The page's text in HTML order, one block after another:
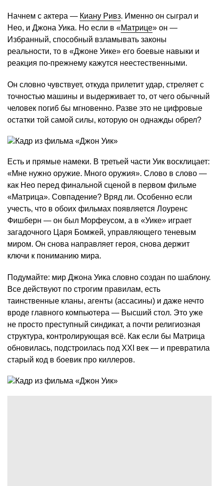
Начнем с актера — Киану Ривз. Именно он сыграл и
Нео, и Джона Уика. Но если в «Матрице» он —
Избранный, способный взламывать законы
реальности, то в «Джоне Уике» его боевые навыки и
реакция по-прежнему кажутся неестественными.
Он словно чувствует, откуда прилетит удар, стреляет с
точностью машины и выдерживает то, от чего обычный
человек погиб бы мгновенно. Разве это не цифровые
остатки той самой силы, которую он однажды обрел?
Есть и прямые намеки. В третьей части Уик восклицает:
«Мне нужно оружие. Много оружия». Слово в слово —
как Нео перед финальной сценой в первом фильме
«Матрица». Совпадение? Вряд ли. Особенно если
учесть, что в обоих фильмах появляется Лоуренс
Фишберн — он был Морфеусом, а в «Уике» играет
загадочного Царя Бомжей, управляющего теневым
миром. Он снова направляет героя, снова держит
ключи к пониманию мира.
Подумайте: мир Джона Уика словно создан по шаблону.
Все действуют по строгим правилам, есть
таинственные кланы, агенты (ассасины) и даже нечто
вроде главного компьютера — Высший стол. Это уже
не просто преступный синдикат, а почти религиозная
структура, контролирующая всё. Как если бы Матрица
обновилась, подстроилась под XXI век — и превратила
старый код в боевик про киллеров.